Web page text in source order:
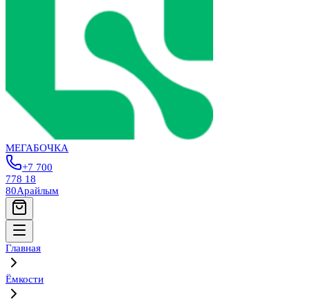
МЕГАБОЧКА
+7 700
778 18
80Арайлым
Главная
Ёмкости